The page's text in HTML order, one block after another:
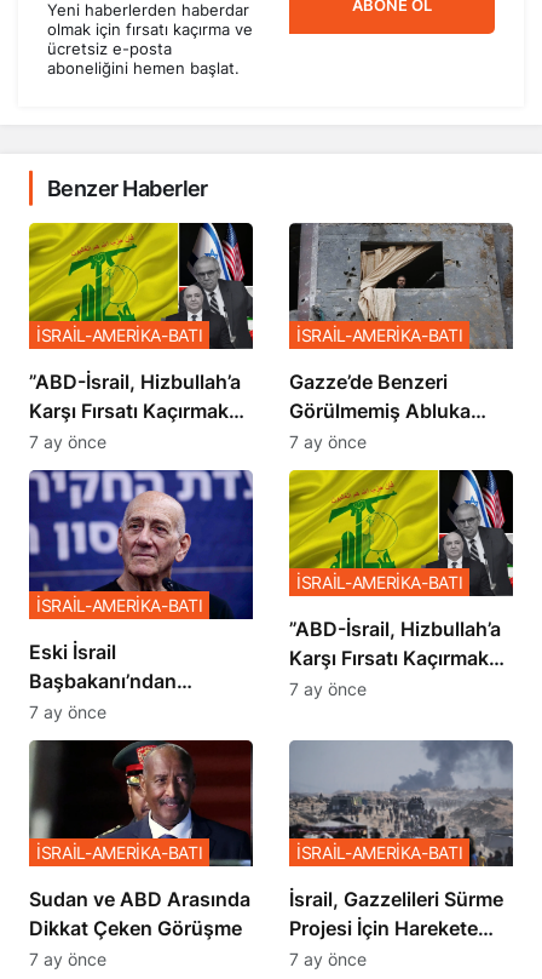
Yeni haberlerden haberdar
olmak için fırsatı kaçırma ve
ücretsiz e-posta
aboneliğini hemen başlat.
ABONE OL
Benzer Haberler
​​​​​​​”ABD-İsrail, Hizbullah’a
Karşı Fırsatı Kaçırmak
İstemiyor”
İSRAİL-AMERİKA-BATI
7 ay önce
​​​​​​​Gazze’de Benzeri
Görülmemiş Abluka
Planı
İSRAİL-AMERİKA-BATI
7 ay önce
Eski İsrail
Başbakanı’ndan
Netanyahu’ya Ağır
Sözler
İSRAİL-AMERİKA-BATI
7 ay önce
​​​​​​​”ABD-İsrail, Hizbullah’a
Karşı Fırsatı Kaçırmak
İstemiyor”
İSRAİL-AMERİKA-BATI
7 ay önce
Sudan ve ABD Arasında
Dikkat Çeken Görüşme
İSRAİL-AMERİKA-BATI
7 ay önce
İsrail, Gazzelileri Sürme
Projesi İçin Harekete
Geçti
İSRAİL-AMERİKA-BATI
7 ay önce